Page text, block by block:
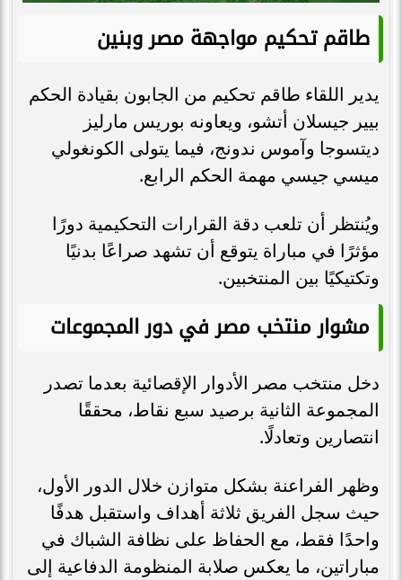
طاقم تحكيم مواجهة مصر وبنين
يدير اللقاء طاقم تحكيم من الجابون بقيادة الحكم
بيير جيسلان أتشو، ويعاونه بوريس مارليز
ديتسوجا وآموس ندونج، فيما يتولى الكونغولي
ميسي جيسي مهمة الحكم الرابع.
ويُنتظر أن تلعب دقة القرارات التحكيمية دورًا
مؤثرًا في مباراة يتوقع أن تشهد صراعًا بدنيًا
وتكتيكيًا بين المنتخبين.
مشوار منتخب مصر في دور المجموعات
دخل منتخب مصر الأدوار الإقصائية بعدما تصدر
المجموعة الثانية برصيد سبع نقاط، محققًا
انتصارين وتعادلًا.
وظهر الفراعنة بشكل متوازن خلال الدور الأول،
حيث سجل الفريق ثلاثة أهداف واستقبل هدفًا
واحدًا فقط، مع الحفاظ على نظافة الشباك في
مباراتين، ما يعكس صلابة المنظومة الدفاعية إلى